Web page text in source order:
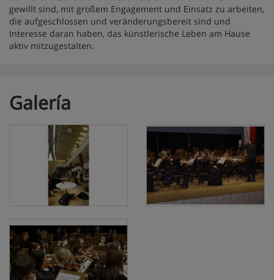
gewillt sind, mit großem Engagement und Einsatz zu arbeiten,
die aufgeschlossen und veränderungsbereit sind und
Interesse daran haben, das künstlerische Leben am Hause
aktiv mitzugestalten.
Galería